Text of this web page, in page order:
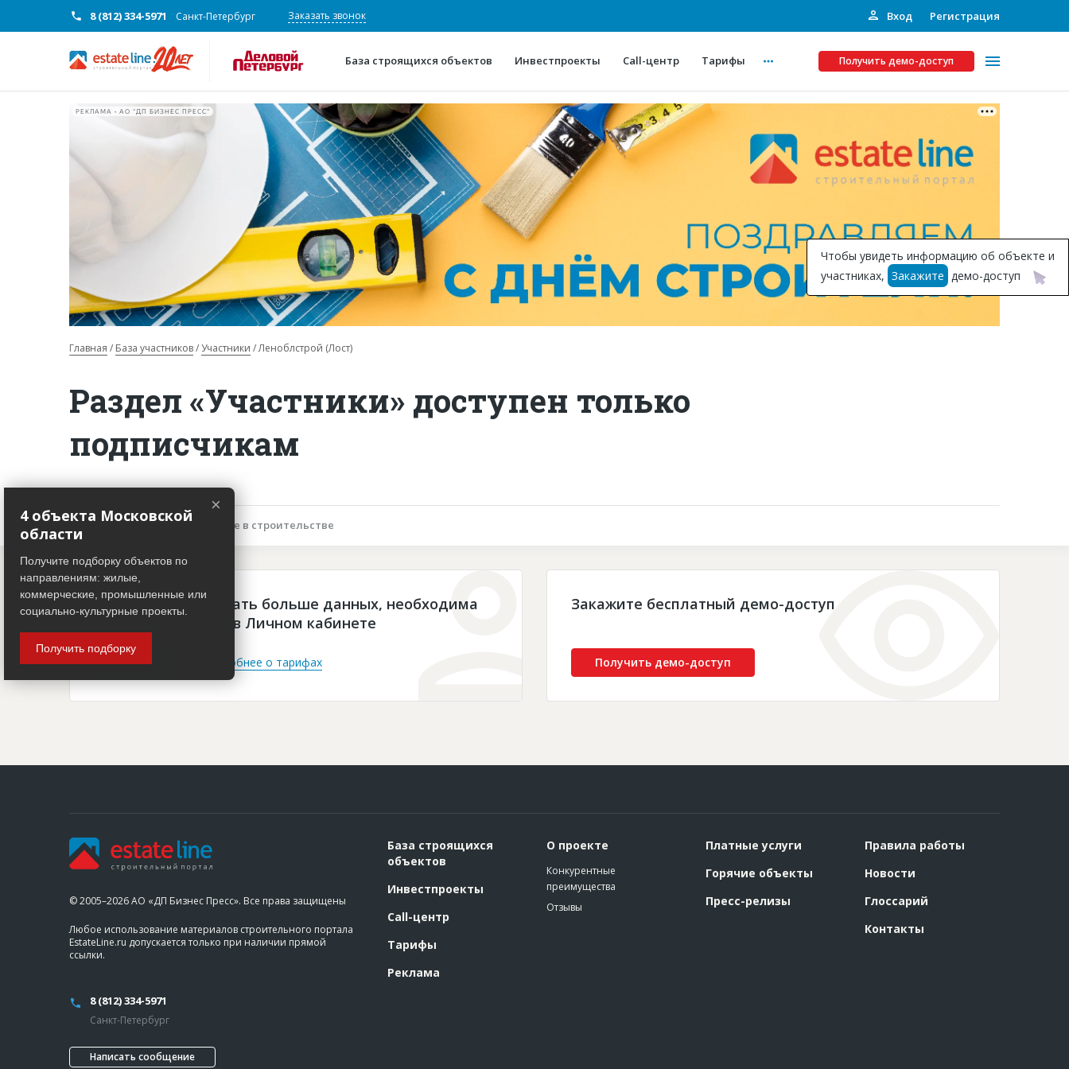
8 (812) 334-5971 Санкт-Петербург Заказать звонок Вход Регистрация
База строящихся объектов Инвестпроекты Call-центр Тарифы Получить демо-доступ
О проекте
Конкурентные преимущества
Горячие объекты
Глоссарий
Платные услуги
Рекламодателям
Инвестпроекты
Подписка на Базу
РЕКЛАМА • АО "ДП БИЗНЕС ПРЕСС"
Главная База участников Участники Леноблстрой (Лост)
Раздел «Участники» доступен только
подписчикам
Описание объекта Участие в строительстве
Чтобы просматривать больше данных, необходима
платная подписка в Личном кабинете
Войти Подробнее о тарифах
Закажите бесплатный демо-доступ
Получить демо-доступ
Чтобы увидеть информацию об объекте и
участниках, Закажите демо-доступ
© 2005–2026 АО «ДП Бизнес Пресс». Все права защищены
Любое использование материалов строительного портала
EstateLine.ru допускается только при наличии прямой
ссылки.
8 (812) 334-5971
Санкт-Петербург
Написать сообщение
База строящихся
объектов
Инвестпроекты
Call-центр
Тарифы
Реклама
О проекте
Конкурентные
преимущества
Отзывы
Платные услуги
Горячие объекты
Пресс-релизы
Правила работы
Новости
Глоссарий
Контакты
×
4 объекта Московской
области
Получите подборку объектов по
направлениям: жилые,
коммерческие, промышленные или
социально-культурные проекты.
Получить подборку